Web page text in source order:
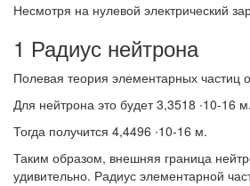
Несмотря на нулевой электрический
1 Радиус нейтрона
Полевая теория элементарных частиц
Для нейтрона это будет 3,3518 ∙10-16
Тогда получится 4,4496 ∙10-16 м.
Таким образом, внешняя граница
удивительно. Радиус элементарной